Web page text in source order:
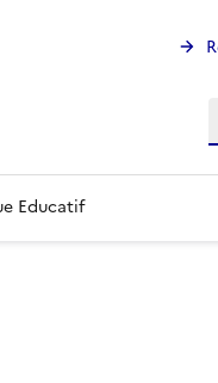
Educatif